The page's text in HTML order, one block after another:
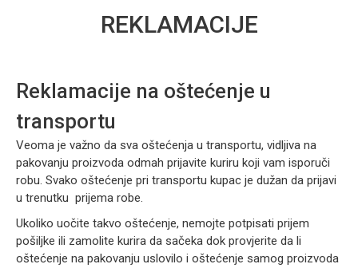
REKLAMACIJE
Reklamacije na oštećenje u
transportu
Veoma je važno da sva oštećenja u transportu, vidljiva na
pakovanju proizvoda odmah prijavite kuriru koji vam isporuči
robu. Svako oštećenje pri transportu kupac je dužan da prijavi
u trenutku prijema robe.
Ukoliko uočite takvo oštećenje, nemojte potpisati prijem
pošiljke ili zamolite kurira da sačeka dok provjerite da li
oštećenje na pakovanju uslovilo i oštećenje samog proizvoda